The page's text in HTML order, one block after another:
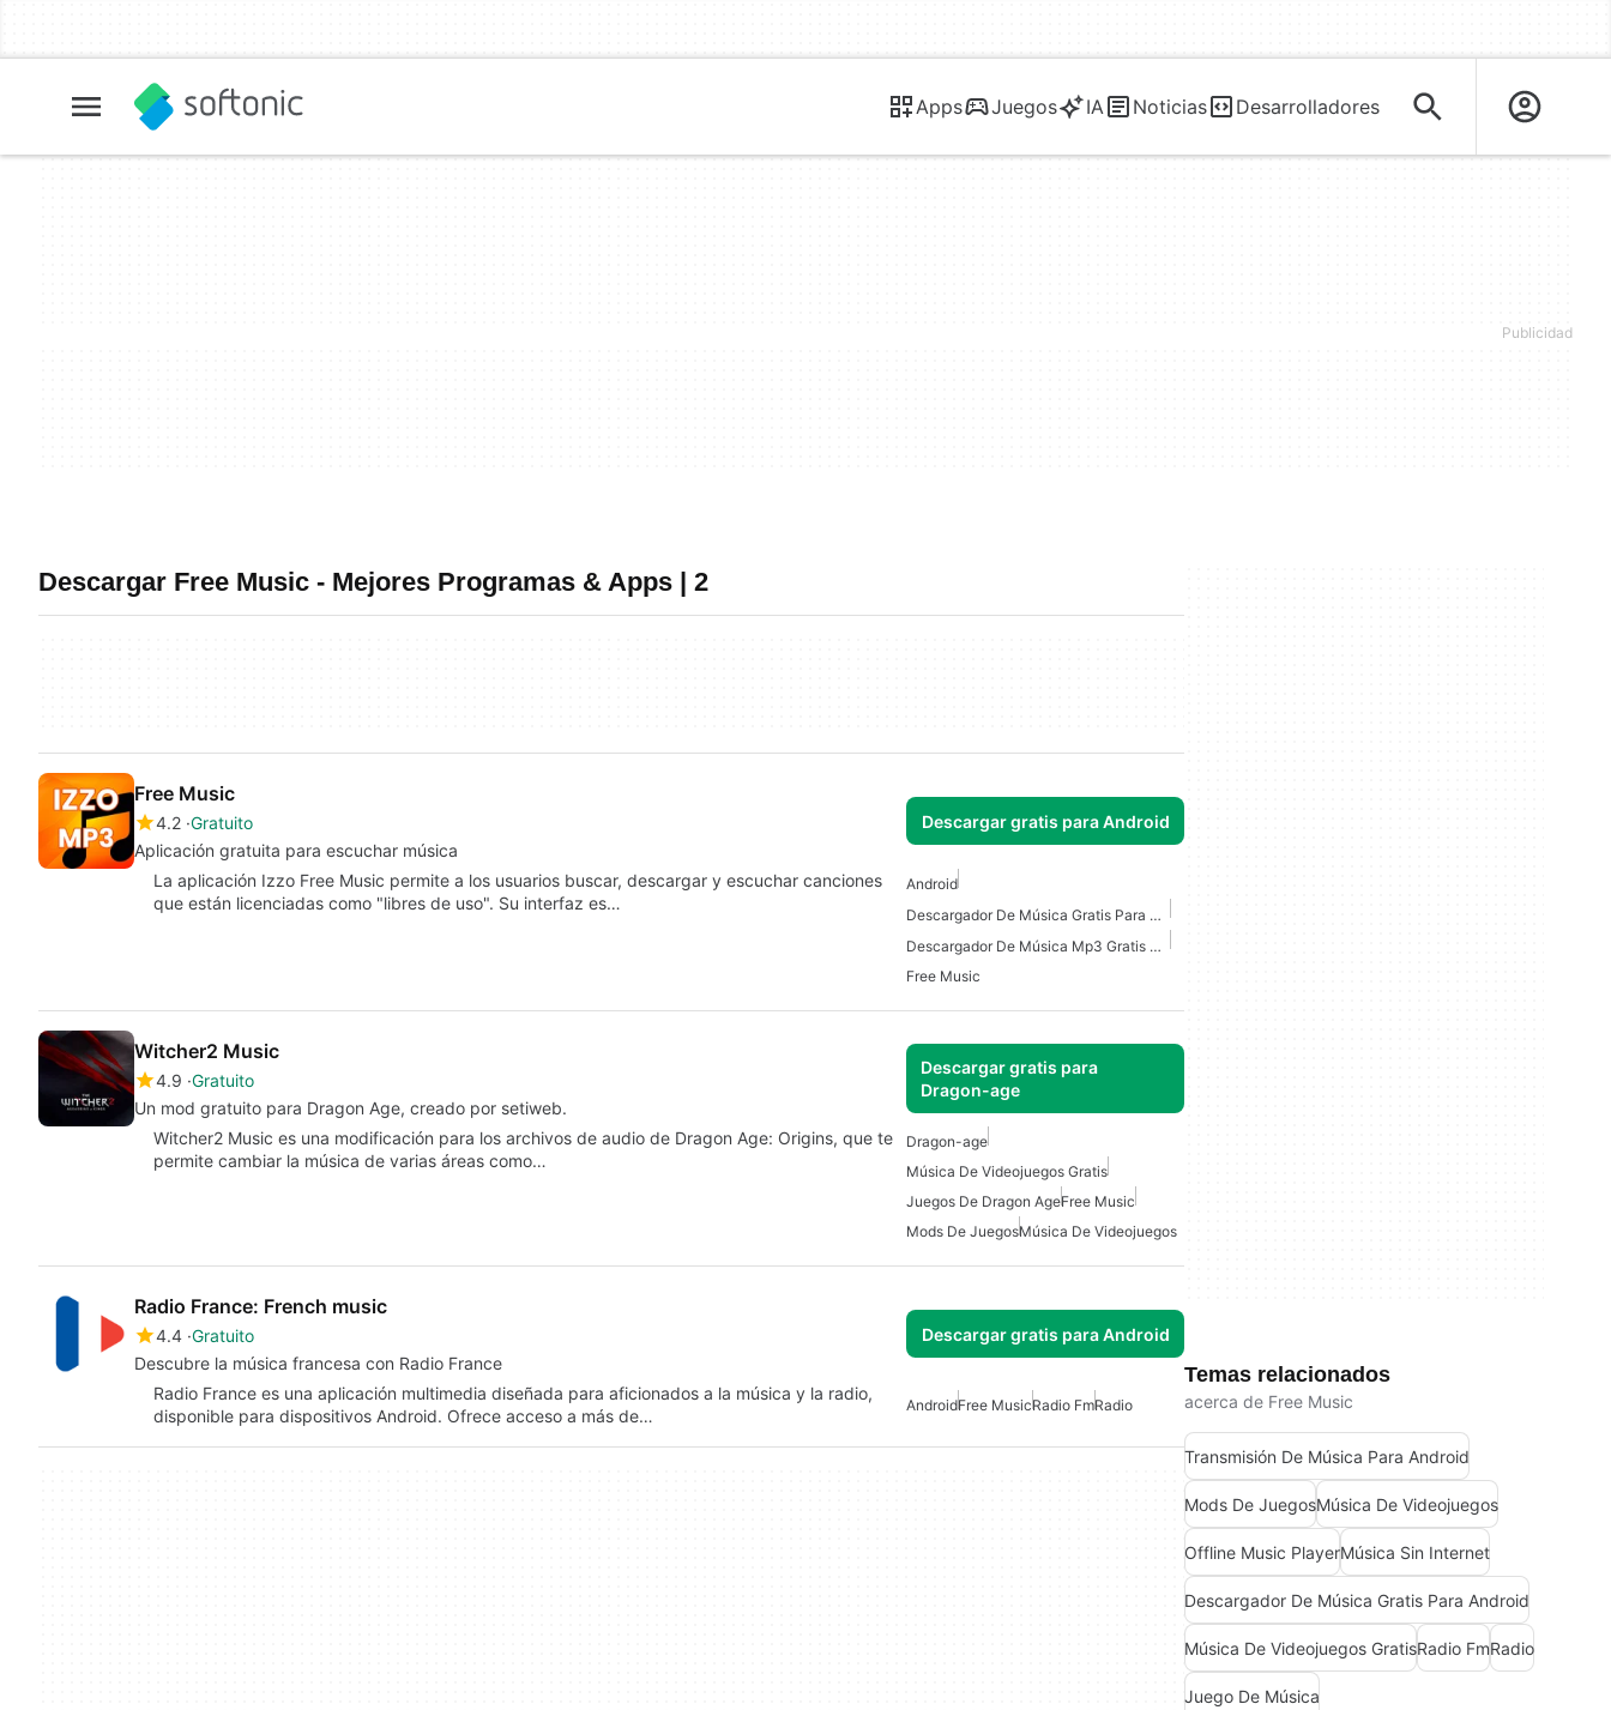
Apps Juegos IA Noticias Desarrolladores
Descargar Free Music - Mejores Programas & Apps | 2
Free Music
4.2 Gratuito
Aplicación gratuita para escuchar música
Descargar gratis para Android
La aplicación Izzo Free Music permite a los usuarios buscar, descargar y escuchar canciones
que están licenciadas como "libres de uso". Su interfaz es…
Android
Descargador De Música Gratis Para Android
Descargador De Música Mp3 Gratis Para Android
Free Music
Witcher2 Music
4.9 Gratuito
Un mod gratuito para Dragon Age, creado por setiweb.
Descargar gratis para
Dragon-age
Witcher2 Music es una modificación para los archivos de audio de Dragon Age: Origins, que te
permite cambiar la música de varias áreas como…
Dragon-age
Música De Videojuegos Gratis
Juegos De Dragon AgeFree Music
Mods De JuegosMúsica De Videojuegos
Radio France: French music
4.4 Gratuito
Descubre la música francesa con Radio France
Descargar gratis para Android
Radio France es una aplicación multimedia diseñada para aficionados a la música y la radio,
disponible para dispositivos Android. Ofrece acceso a más de…
AndroidFree MusicRadio FmRadio
Temas relacionados
acerca de Free Music
Transmisión De Música Para Android
Mods De JuegosMúsica De Videojuegos
Offline Music PlayerMúsica Sin Internet
Descargador De Música Gratis Para Android
Música De Videojuegos GratisRadio FmRadio
Juego De Música